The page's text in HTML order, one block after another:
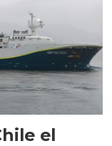
el